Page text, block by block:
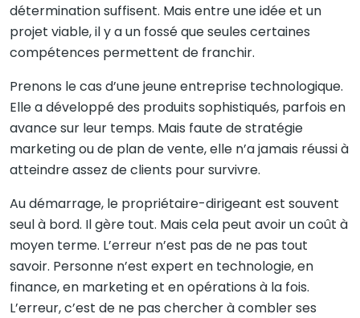
détermination suffisent. Mais entre une idée et un
projet viable, il y a un fossé que seules certaines
compétences permettent de franchir.
Prenons le cas d’une jeune entreprise technologique.
Elle a développé des produits sophistiqués, parfois en
avance sur leur temps. Mais faute de stratégie
marketing ou de plan de vente, elle n’a jamais réussi à
atteindre assez de clients pour survivre.
Au démarrage, le propriétaire-dirigeant est souvent
seul à bord. Il gère tout. Mais cela peut avoir un coût à
moyen terme. L’erreur n’est pas de ne pas tout
savoir. Personne n’est expert en technologie, en
finance, en marketing et en opérations à la fois.
L’erreur, c’est de ne pas chercher à combler ses